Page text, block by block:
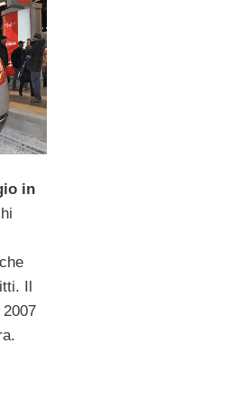
in
Il